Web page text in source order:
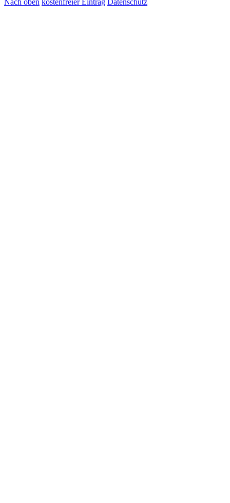
Nach oben kostenfreier Eintrag Datenschutz